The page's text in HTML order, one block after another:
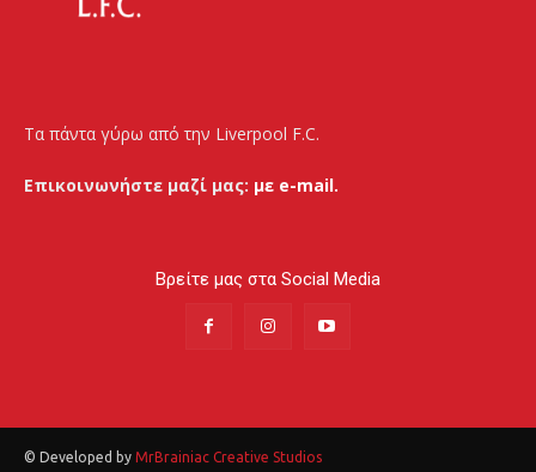
Τα πάντα γύρω από την Liverpool F.C.
Επικοινωνήστε μαζί μας: με e-mail.
Βρείτε μας στα Social Media
© Developed by MrBrainiac Creative Studios